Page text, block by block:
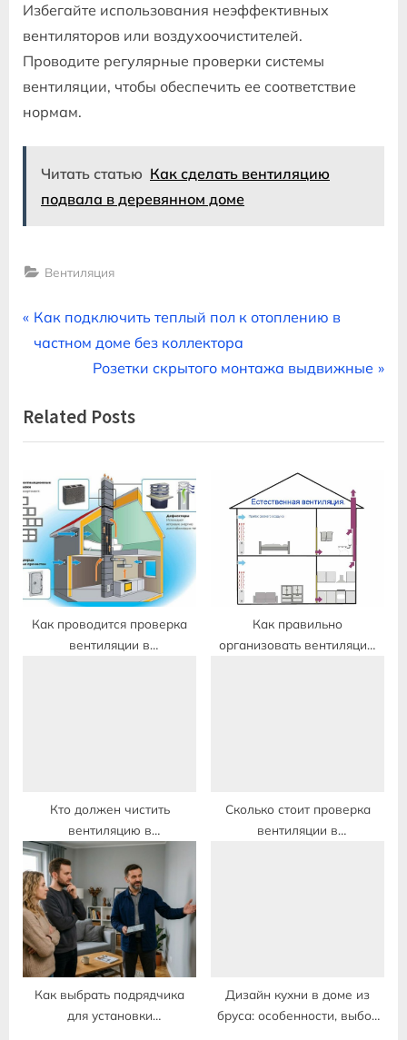
Избегайте использования неэффективных
вентиляторов или воздухоочистителей.
Проводите регулярные проверки системы
вентиляции, чтобы обеспечить ее соответствие
нормам.
Читать статью Как сделать вентиляцию
подвала в деревянном доме
Вентиляция
Навигация
P
r
i
o
s
P
o
s
t
:
Как подключить теплый пол к отоплению в
частном доме без коллектора
N
x
t
o
s
t
:
Розетки скрытого монтажа выдвижные
Related Posts
Как проводится проверка
вентиляции в
Как правильно
организовать вентиляцию
Кто должен чистить
вентиляцию в
многоэтажном доме
Сколько стоит проверка
вентиляции в
Как выбрать подрядчика
для установки
Дизайн кухни в доме из
бруса: особенности, выбор